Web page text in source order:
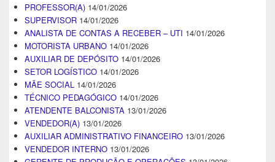
PROFESSOR(A) 14/01/2026
SUPERVISOR 14/01/2026
ANALISTA DE CONTAS A RECEBER – UTI 14/01/2026
MOTORISTA URBANO 14/01/2026
AUXILIAR DE DEPÓSITO 14/01/2026
SETOR LOGÍSTICO 14/01/2026
MÃE SOCIAL 14/01/2026
TÉCNICO PEDAGÓGICO 14/01/2026
ATENDENTE BALCONISTA 13/01/2026
VENDEDOR(A) 13/01/2026
AUXILIAR ADMINISTRATIVO FINANCEIRO 13/01/2026
VENDEDOR INTERNO 13/01/2026